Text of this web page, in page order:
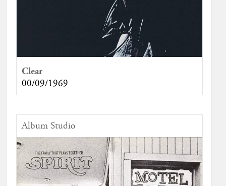
Clear
00/09/1969
Album Studio